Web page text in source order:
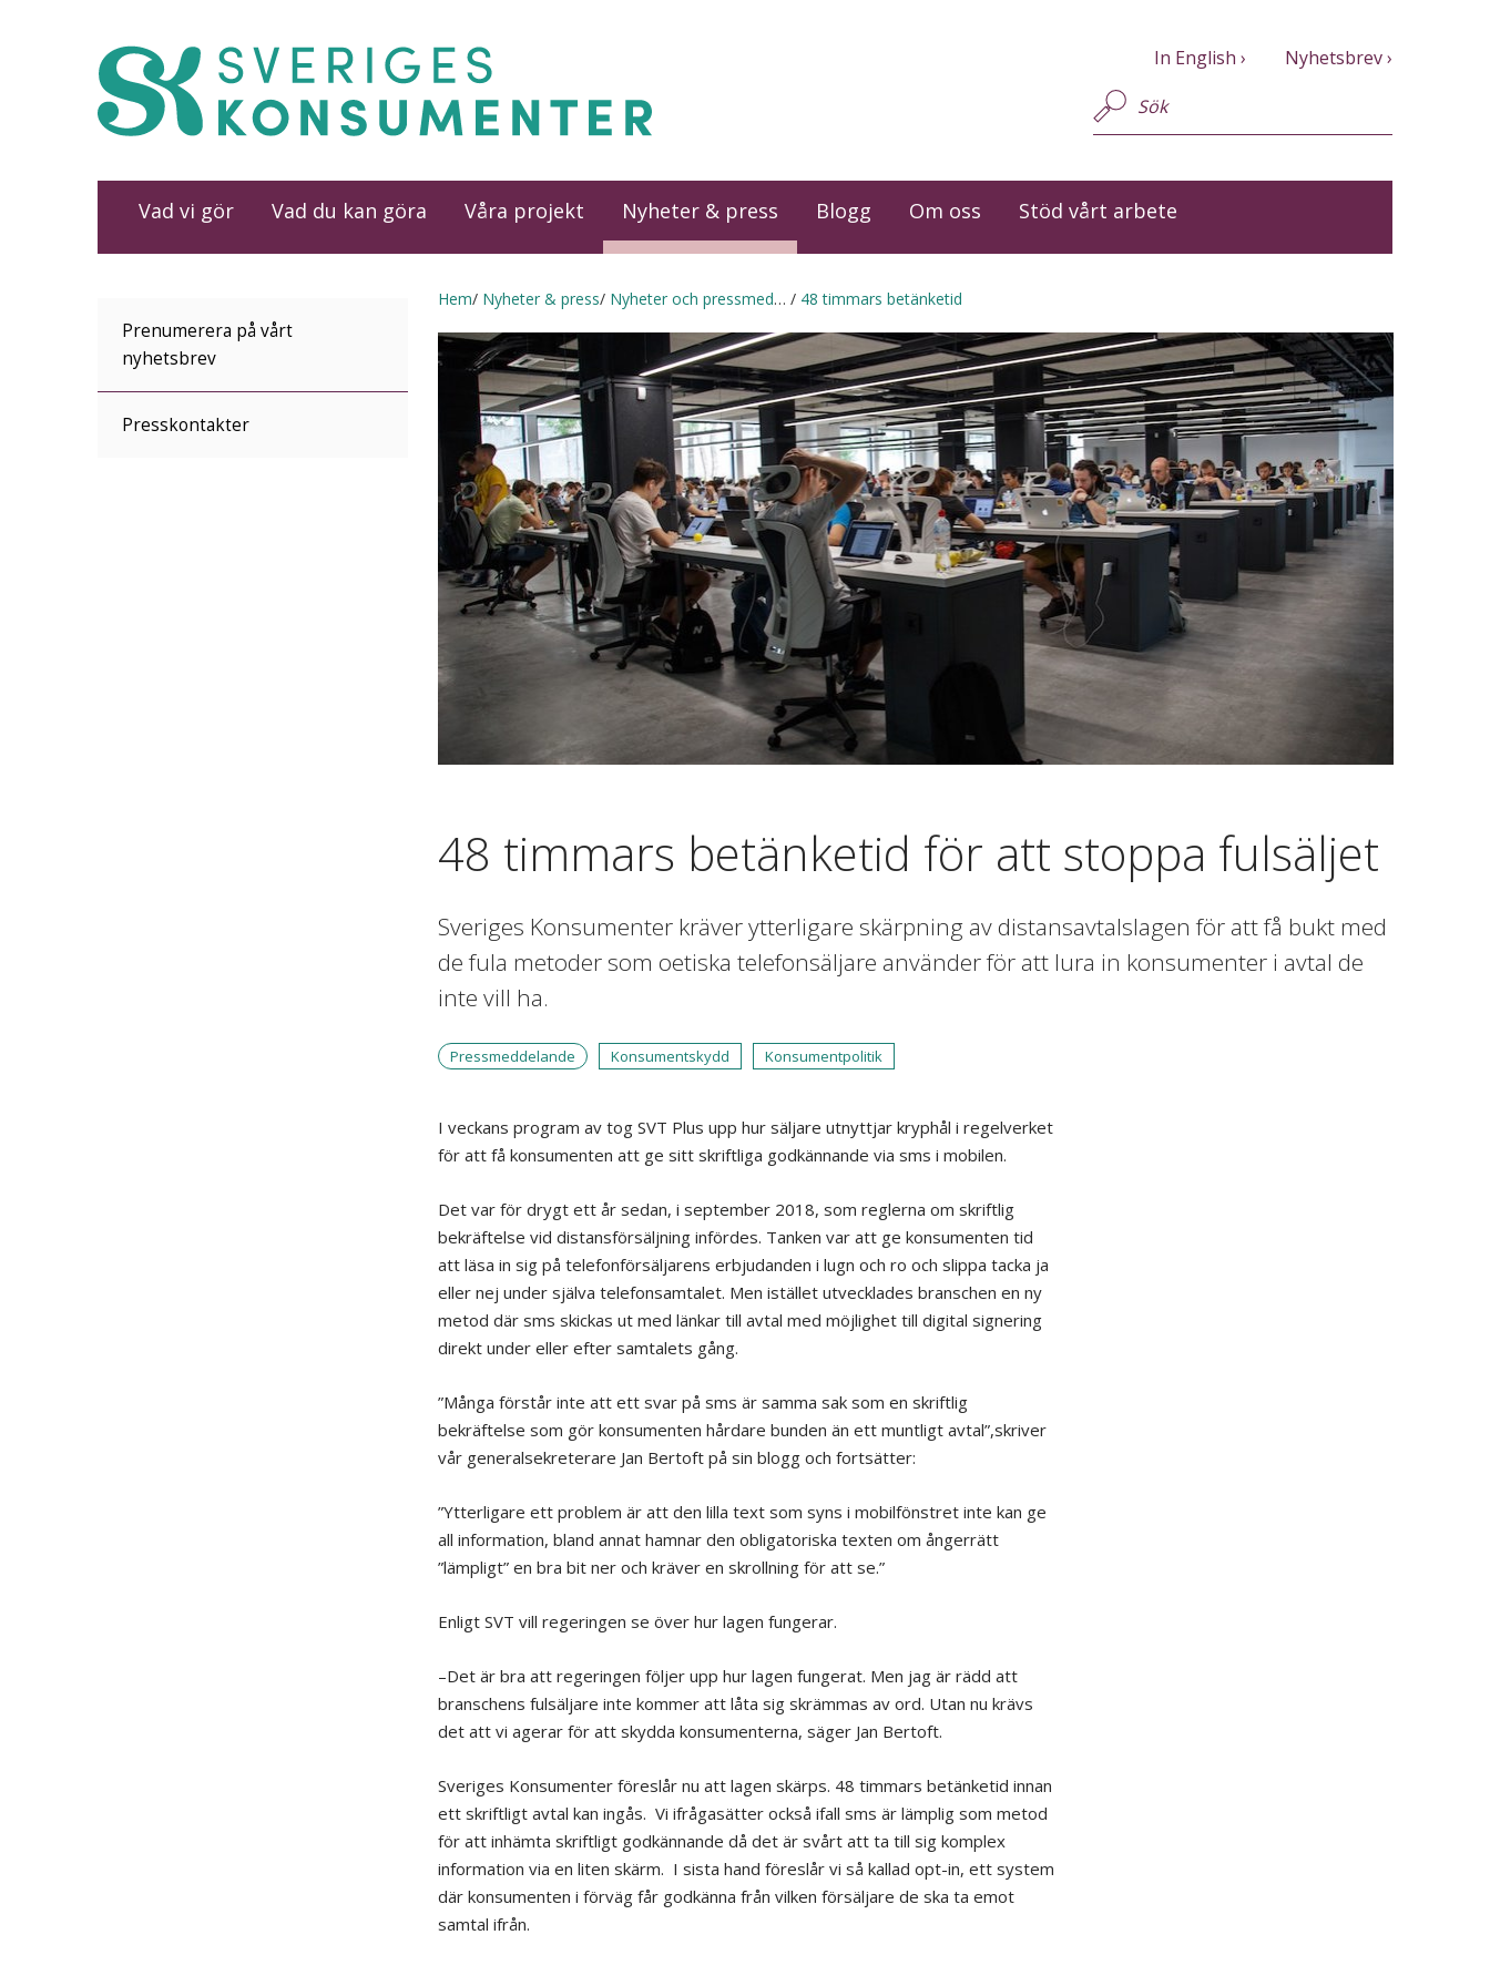
Vad vi gör Vad du kan göra Våra projekt Nyheter & press
Prenumerera på vårt
nyhetsbrev
Presskontakter
Blogg Om oss Stöd vårt arbete
In English Nyhetsbrev
Hem Nyheter & press Nyheter och pressmeddelanden 48 timmars betänketid
48 timmars betänketid för att stoppa fulsäljet
Sveriges Konsumenter kräver ytterligare skärpning av distansavtalslagen för att få bukt med
de fula metoder som oetiska telefonsäljare använder för att lura in konsumenter i avtal de
inte vill ha.
Pressmeddelande Konsumentskydd Konsumentpolitik
I veckans program av tog SVT Plus upp hur säljare utnyttjar kryphål i regelverket
för att få konsumenten att ge sitt skriftliga godkännande via sms i mobilen.
Det var för drygt ett år sedan, i september 2018, som reglerna om skriftlig
bekräftelse vid distansförsäljning infördes. Tanken var att ge konsumenten tid
att läsa in sig på telefonförsäljarens erbjudanden i lugn och ro och slippa tacka ja
eller nej under själva telefonsamtalet. Men istället utvecklades branschen en ny
metod där sms skickas ut med länkar till avtal med möjlighet till digital signering
direkt under eller efter samtalets gång.
”Många förstår inte att ett svar på sms är samma sak som en skriftlig
bekräftelse som gör konsumenten hårdare bunden än ett muntligt avtal”,skriver
vår generalsekreterare Jan Bertoft på sin blogg och fortsätter:
”Ytterligare ett problem är att den lilla text som syns i mobilfönstret inte kan ge
all information, bland annat hamnar den obligatoriska texten om ångerrätt
”lämpligt” en bra bit ner och kräver en skrollning för att se.”
Enligt SVT vill regeringen se över hur lagen fungerar.
–Det är bra att regeringen följer upp hur lagen fungerat. Men jag är rädd att
branschens fulsäljare inte kommer att låta sig skrämmas av ord. Utan nu krävs
det att vi agerar för att skydda konsumenterna, säger Jan Bertoft.
Sveriges Konsumenter föreslår nu att lagen skärps. 48 timmars betänketid innan
ett skriftligt avtal kan ingås. Vi ifrågasätter också ifall sms är lämplig som metod
för att inhämta skriftligt godkännande då det är svårt att ta till sig komplex
information via en liten skärm. I sista hand föreslår vi så kallad opt-in, ett system
där konsumenten i förväg får godkänna från vilken försäljare de ska ta emot
samtal ifrån.